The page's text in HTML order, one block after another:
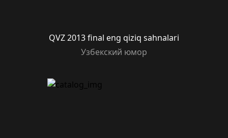
QVZ 2013 final eng qiziq sahnalari
Узбекский юмор